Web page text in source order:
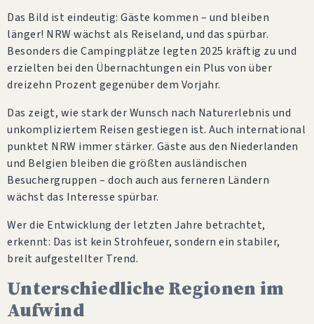
Das Bild ist eindeutig: Gäste kommen – und bleiben
länger! NRW wächst als Reiseland, und das spürbar.
Besonders die Campingplätze legten 2025 kräftig zu und
erzielten bei den Übernachtungen ein Plus von über
dreizehn Prozent gegenüber dem Vorjahr.
Das zeigt, wie stark der Wunsch nach Naturerlebnis und
unkompliziertem Reisen gestiegen ist. Auch international
punktet NRW immer stärker. Gäste aus den Niederlanden
und Belgien bleiben die größten ausländischen
Besuchergruppen – doch auch aus ferneren Ländern
wächst das Interesse spürbar.
Wer die Entwicklung der letzten Jahre betrachtet,
erkennt: Das ist kein Strohfeuer, sondern ein stabiler,
breit aufgestellter Trend.
Unterschiedliche Regionen im
Aufwind